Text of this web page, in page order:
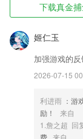
真金捕鱼送20
1,一键导出：一键导
2,助教陪伴:一对一
3,根据您的阅读记
5,可以快速的帮你
全部卸载和清理痕迹。
下载真金
姬仁玉
加强游戏的
2026-07-15
利进雨 ：游
励！
来自
1.詹之超 回
费 来自